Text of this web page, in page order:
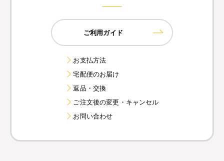
ご利用ガイド
お支払方法
宅配便のお届け
返品・交換
ご注文後の変更・キャンセル
お問い合わせ